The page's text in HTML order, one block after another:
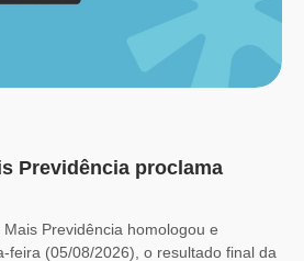
Previdência proclama
Previdência homologou e
feira (05/08/2026), o resultado final da